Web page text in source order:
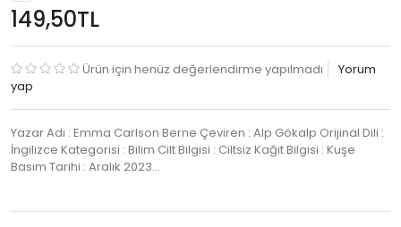
149,50TL
Ürün için henüz değerlendirme yapılmadı
Yorum
yap
Yazar Adı : Emma Carlson Berne Çeviren : Alp Gökalp Orijinal Dili :
İngilizce Kategorisi : Bilim Cilt Bilgisi : Ciltsiz Kağıt Bilgisi : Kuşe
Basım Tarihi : Aralık 2023…